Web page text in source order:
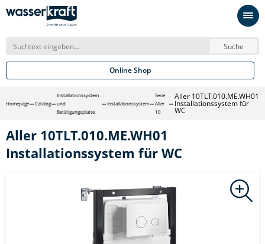
Suche
Online Shop
Homepage Catalog
Installationssystem
und
Betätigungsplatte
Installationssystem
Serie
Aller
10
Aller 10TLT.010.ME.WH01
Installationssystem für
WC
Aller 10TLT.010.ME.WH01
Installationssystem für WC